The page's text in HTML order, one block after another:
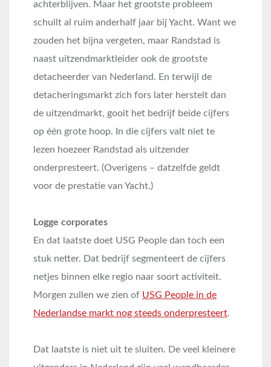
achterblijven. Maar het grootste probleem
schuilt al ruim anderhalf jaar bij Yacht. Want we
zouden het bijna vergeten, maar Randstad is
naast uitzendmarktleider ook de grootste
detacheerder van Nederland. En terwijl de
detacheringsmarkt zich fors later herstelt dan
de uitzendmarkt, gooit het bedrijf beide cijfers
op één grote hoop. In die cijfers valt niet te
lezen hoezeer Randstad als uitzender
onderpresteert. (Overigens – datzelfde geldt
voor de prestatie van Yacht.)
Logge corporates
En dat laatste doet USG People dan toch een
stuk netter. Dat bedrijf segmenteert de cijfers
netjes binnen elke regio naar soort activiteit.
Morgen zullen we zien of USG People in de
Nederlandse markt nog steeds onderpresteert.
Dat laatste is niet uit te sluiten. De veel kleinere